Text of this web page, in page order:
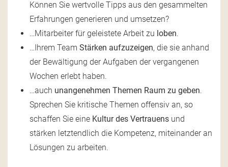
Können Sie wertvolle Tipps aus den gesammelten
Erfahrungen generieren und umsetzen?
…Mitarbeiter für geleistete Arbeit zu loben.
…Ihrem Team Stärken aufzuzeigen, die sie anhand
der Bewältigung der Aufgaben der vergangenen
Wochen erlebt haben.
…auch unangenehmen Themen Raum zu geben.
Sprechen Sie kritische Themen offensiv an, so
schaffen Sie eine Kultur des Vertrauens und
stärken letztendlich die Kompetenz, miteinander an
Lösungen zu arbeiten.